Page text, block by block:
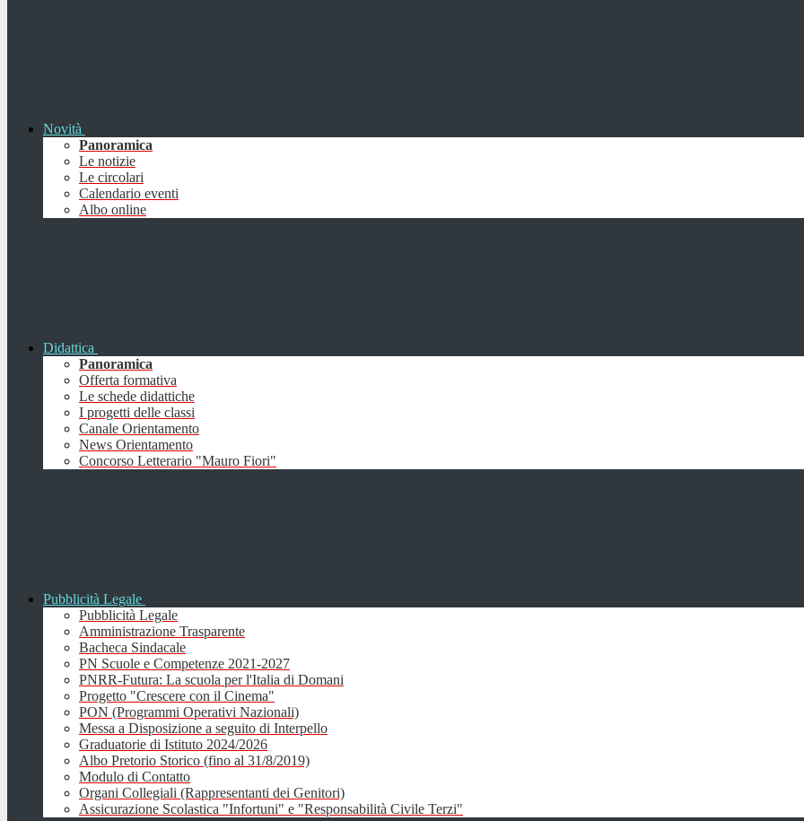
Novità
Panoramica
Le notizie
Le circolari
Calendario eventi
Albo online
Didattica
Panoramica
Offerta formativa
Le schede didattiche
I progetti delle classi
Canale Orientamento
News Orientamento
Concorso Letterario "Mauro Fiori"
Pubblicità Legale
Pubblicità Legale
Amministrazione Trasparente
Bacheca Sindacale
PN Scuole e Competenze 2021-2027
PNRR-Futura: La scuola per l'Italia di Domani
Progetto "Crescere con il Cinema"
PON (Programmi Operativi Nazionali)
Messa a Disposizione a seguito di Interpello
Graduatorie di Istituto 2024/2026
Albo Pretorio Storico (fino al 31/8/2019)
Modulo di Contatto
Organi Collegiali (Rappresentanti dei Genitori)
Assicurazione Scolastica "Infortuni" e "Responsabilità Civile Terzi"